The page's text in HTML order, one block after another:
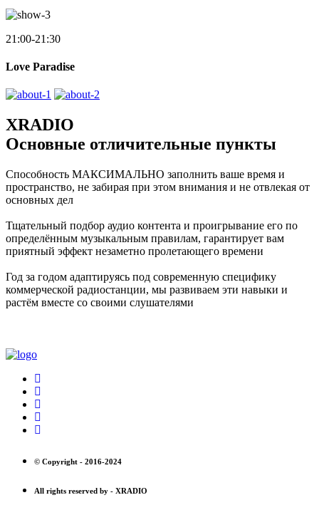
21:00-21:30
Love Paradise
XRADIO
Основные отличительные пункты
Способность МАКСИМАЛЬНО заполнить ваше время и
пространство, не забирая при этом внимания и не отвлекая от
основных дел
Тщательный подбор аудио контента и проигрывание его по
определённым музыкальным правилам, гарантирует вам
приятный эффект незаметно пролетающего времени
Год за годом адаптируясь под современную специфику
коммерческой радиостанции, мы развиваем эти навыки и
растём вместе со своими слушателями
© Copyright - 2016-2024
All rights reserved by - XRADIO